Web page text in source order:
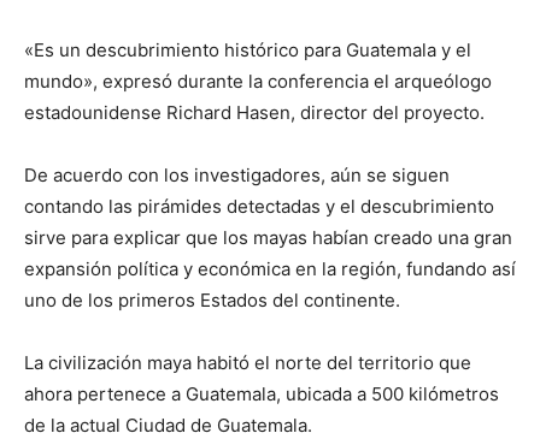
«Es un descubrimiento histórico para Guatemala y el
mundo», expresó durante la conferencia el arqueólogo
estadounidense Richard Hasen, director del proyecto.
De acuerdo con los investigadores, aún se siguen
contando las pirámides detectadas y el descubrimiento
sirve para explicar que los mayas habían creado una gran
expansión política y económica en la región, fundando así
uno de los primeros Estados del continente.
La civilización maya habitó el norte del territorio que
ahora pertenece a Guatemala, ubicada a 500 kilómetros
de la actual Ciudad de Guatemala.